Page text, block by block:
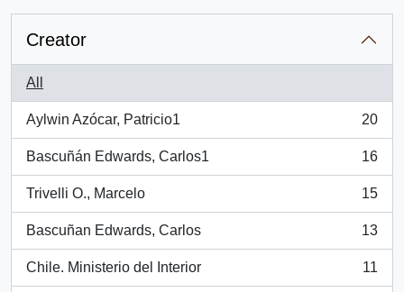
Creator
All
Aylwin Azócar, Patricio1
, 20 results
20
Bascuñán Edwards, Carlos1
, 16 results
16
Trivelli O., Marcelo
, 15 results
15
Bascuñan Edwards, Carlos
, 13 results
13
Chile. Ministerio del Interior
, 11 results
11